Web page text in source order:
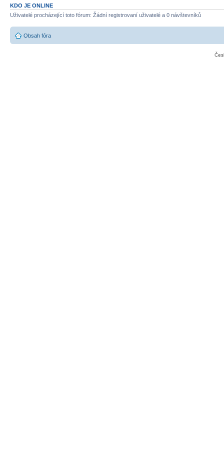
KDO JE ONLINE
Uživatelé procházející toto fórum: Žádní registrovaní uživatelé a 0 návštevníků
Obsah fóra